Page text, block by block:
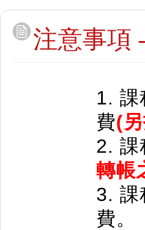
注意事項
1. 課
費(
2. 課
轉帳
3. 課
費。